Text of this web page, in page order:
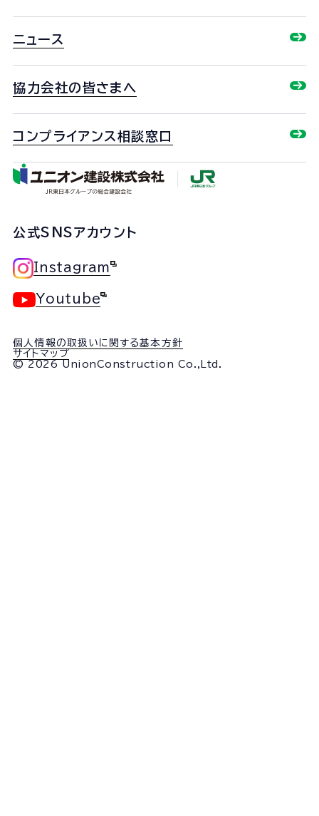
ニュース
協力会社の皆さまへ
コンプライアンス相談窓口
公式SNSアカウント
Instagram
Youtube
© 2026 UnionConstruction Co.,Ltd.
個人情報の取扱いに関する基本方針
サイトマップ